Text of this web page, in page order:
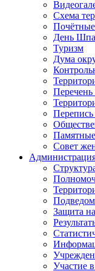
Схема
Почётные
День
Туризм
Дума
Перечень
Перепись
Совет
Защита
Участие